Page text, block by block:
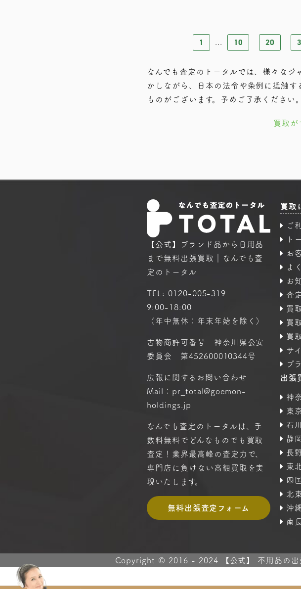
1 ... 10 20
なんでも査定のトータルでは、様々なジ
かしながら、⽇本の法令や条例に抵触
ものがございます。予めご了承ください。
買取が
【公式】ブランド品から日用品
まで無料出張買取｜なんでも査
定のトータル
TEL: 0120-005-319
9:00-18:00
（年中無休：年末年始を除く）
古物商許可番号 神奈川県公安
委員会 第452600010344号
広報に関するお問い合わせ
Mail：pr_total@goemon-
holdings.jp
なんでも査定のトータルは、手
数料無料で どんなものでも買取
査定！ 業界最高峰の査定力で、
専門店に 負けない高額買取を実
現いたします。
無料出張査定フォーム
買取
ご
ト
お
よ
お
査
買
買
買
サ
プ
出張
神
東
石
静
長
東
四
北
沖
南
Copyright © 2016 - 2024 【公式】 不用品の出